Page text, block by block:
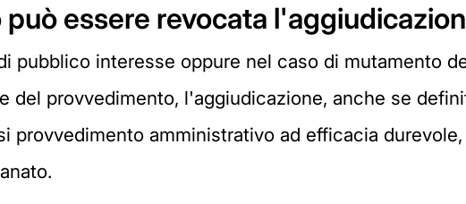
essere revocata
pubblico interesse oppure nel caso di mutamento
del provvedimento, l'aggiudicazione, anche se
provvedimento amministrativo ad efficacia